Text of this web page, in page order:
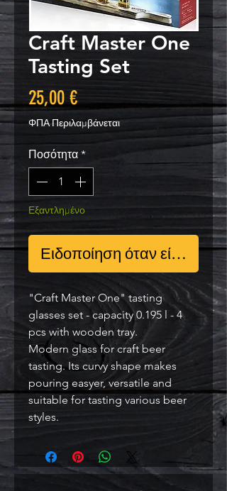
Craft Master One
Tasting Set
25,00 €Τιμή
ΦΠΑ Περιλαμβάνεται
Ποσότητα *
Εξαντλημένο
Ειδοποίηση όταν είναι
"Craft Master One" tasting
glasses set - capacity 0.195 l - 4
pcs with wooden tray.
Modern glass for craft beer
tasting. Its curvy shape makes
pouring easyer, versatile and
suitable for tasting various beer
styles.